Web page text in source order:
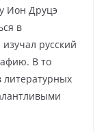
Ион Друцэ
в
русский
В то
литературных